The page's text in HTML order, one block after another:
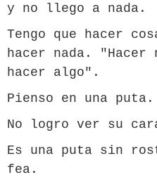
y no llego a nada.
Tengo que hacer
hacer nada. "Hacer
hacer algo".
Pienso en una puta.
No logro ver su
Es una puta sin
fea.